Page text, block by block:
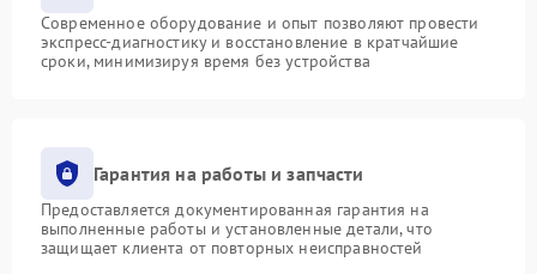
Современное оборудование и опыт позволяют провести
экспресс-диагностику и восстановление в кратчайшие
сроки, минимизируя время без устройства
Гарантия на работы и запчасти
Предоставляется документированная гарантия на
выполненные работы и установленные детали, что
защищает клиента от повторных неисправностей